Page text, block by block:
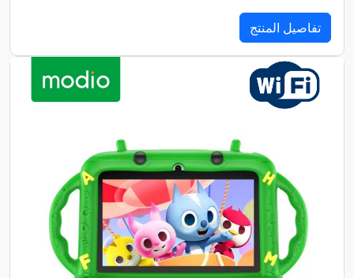
تفاصيل المنتج